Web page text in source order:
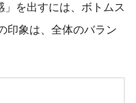
を出すには、ボトムス
印象は、全体のバラン